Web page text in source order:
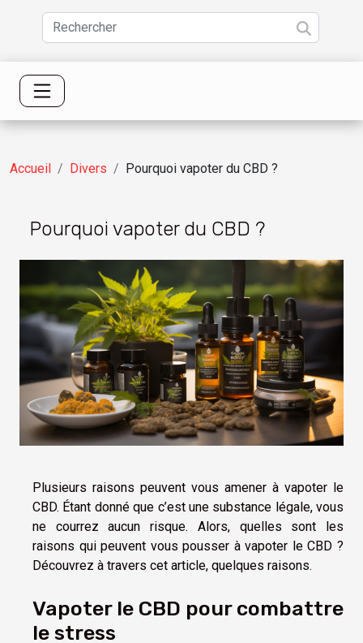
Accueil Divers Pourquoi vapoter du CBD ?
Pourquoi vapoter du CBD ?
Plusieurs raisons peuvent vous amener à vapoter le
CBD. Étant donné que c’est une substance légale, vous
ne courrez aucun risque. Alors, quelles sont les
raisons qui peuvent vous pousser à vapoter le CBD ?
Découvrez à travers cet article, quelques raisons.
Vapoter le CBD pour combattre
le stress